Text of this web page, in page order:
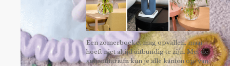
Een zomerboeket mag opvallen, maar
hoeft niet altijd uitbundig te zijn. Met de
snijanthurium kun je alle kanten op: van